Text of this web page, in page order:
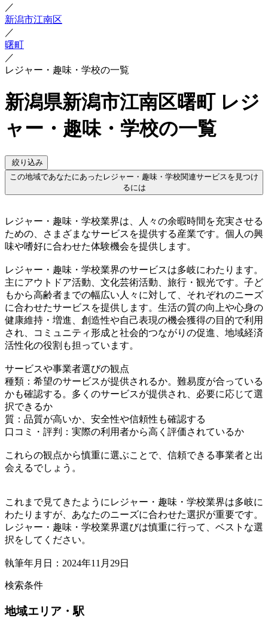
／
新潟市江南区
／
曙町
／
レジャー・趣味・学校の一覧
新潟県新潟市江南区曙町 レジ
ャー・趣味・学校の一覧
絞り込み
この地域であなたにあったレジャー・趣味・学校関連サービスを見つけ
るには
レジャー・趣味・学校業界は、人々の余暇時間を充実させる
ための、さまざまなサービスを提供する産業です。個人の興
味や嗜好に合わせた体験機会を提供します。
レジャー・趣味・学校業界のサービスは多岐にわたります。
主にアウトドア活動、文化芸術活動、旅行・観光です。子ど
もから高齢者までの幅広い人々に対して、それぞれのニーズ
に合わせたサービスを提供します。生活の質の向上や心身の
健康維持・増進、創造性や自己表現の機会獲得の目的で利用
され、コミュニティ形成と社会的つながりの促進、地域経済
活性化の役割も担っています。
サービスや事業者選びの観点
種類：希望のサービスが提供されるか。難易度が合っている
かも確認する。多くのサービスが提供され、必要に応じて選
択できるか
質：品質が高いか、安全性や信頼性も確認する
口コミ・評判：実際の利用者から高く評価されているか
これらの観点から慎重に選ぶことで、信頼できる事業者と出
会えるでしょう。
これまで見てきたようにレジャー・趣味・学校業界は多岐に
わたりますが、あなたのニーズに合わせた選択が重要です。
レジャー・趣味・学校業界選びは慎重に行って、ベストな選
択をしてください。
執筆年月日：2024年11月29日
検索条件
地域エリア・駅